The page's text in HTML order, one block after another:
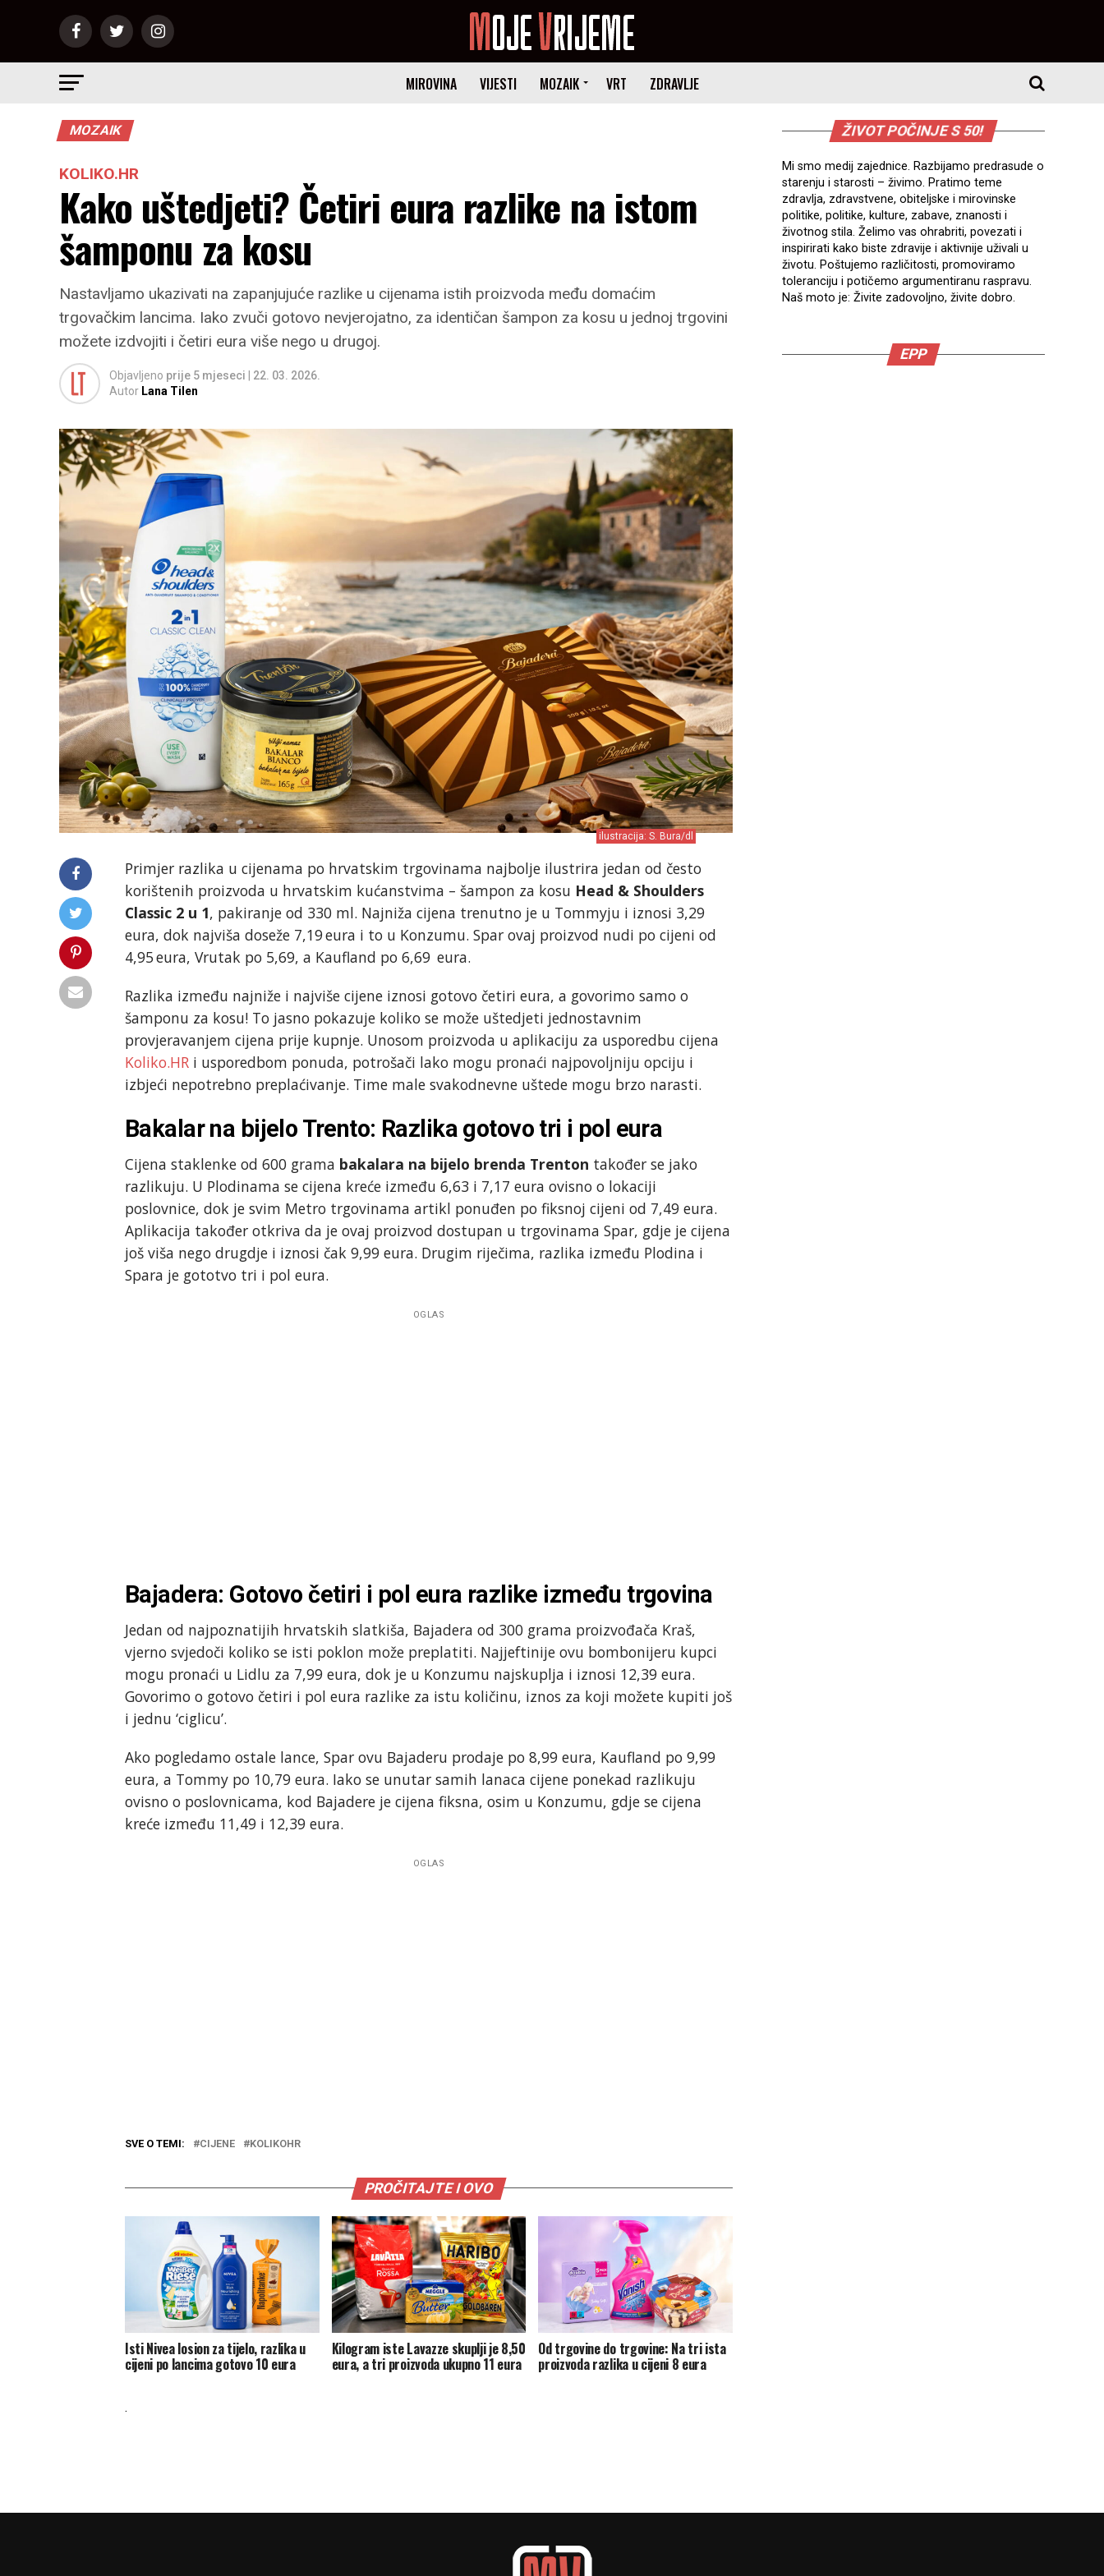
MIROVINA VIJESTI MOZAIK VRT ZDRAVLJE
MOZAIK
KOLIKO.HR
Kako uštedjeti? Četiri eura razlike na istom
šamponu za kosu
Nastavljamo ukazivati na zapanjujuće razlike u cijenama istih proizvoda među domaćim
trgovačkim lancima. Iako zvuči gotovo nevjerojatno, za identičan šampon za kosu u jednoj trgovini
možete izdvojiti i četiri eura više nego u drugoj.
Objavljeno prije 5 mjeseci
22. 03. 2026.
Autor Lana Tilen
ilustracija: S. Bura/dl
Primjer razlika u cijenama po hrvatskim trgovinama najbolje ilustrira jedan od često
korištenih proizvoda u hrvatskim kućanstvima – šampon za kosu Head & Shoulders
Classic 2 u 1, pakiranje od 330 ml. Najniža cijena trenutno je u Tommyju i iznosi 3,29
eura, dok najviša doseže 7,19 eura i to u Konzumu. Spar ovaj proizvod nudi po cijeni od
4,95 eura, Vrutak po 5,69, a Kaufland po 6,69 eura.
Razlika između najniže i najviše cijene iznosi gotovo četiri eura, a govorimo samo o
šamponu za kosu! To jasno pokazuje koliko se može uštedjeti jednostavnim
provjeravanjem cijena prije kupnje. Unosom proizvoda u aplikaciju za usporedbu cijena
Koliko.HR i usporedbom ponuda, potrošači lako mogu pronaći najpovoljniju opciju i
izbjeći nepotrebno preplaćivanje. Time male svakodnevne uštede mogu brzo narasti.
Bakalar na bijelo Trento: Razlika gotovo tri i pol eura
Cijena staklenke od 600 grama bakalara na bijelo brenda Trenton također se jako
razlikuju. U Plodinama se cijena kreće između 6,63 i 7,17 eura ovisno o lokaciji
poslovnice, dok je svim Metro trgovinama artikl ponuđen po fiksnoj cijeni od 7,49 eura.
Aplikacija također otkriva da je ovaj proizvod dostupan u trgovinama Spar, gdje je cijena
još viša nego drugdje i iznosi čak 9,99 eura. Drugim riječima, razlika između Plodina i
Spara je gototvo tri i pol eura.
OGLAS
Bajadera: Gotovo četiri i pol eura razlike između trgovina
Jedan od najpoznatijih hrvatskih slatkiša, Bajadera od 300 grama proizvođača Kraš,
vjerno svjedoči koliko se isti poklon može preplatiti. Najjeftinije ovu bombonijeru kupci
mogu pronaći u Lidlu za 7,99 eura, dok je u Konzumu najskuplja i iznosi 12,39 eura.
Govorimo o gotovo četiri i pol eura razlike za istu količinu, iznos za koji možete kupiti još
i jednu ‘ciglicu’.
Ako pogledamo ostale lance, Spar ovu Bajaderu prodaje po 8,99 eura, Kaufland po 9,99
eura, a Tommy po 10,79 eura. Iako se unutar samih lanaca cijene ponekad razlikuju
ovisno o poslovnicama, kod Bajadere je cijena fiksna, osim u Konzumu, gdje se cijena
kreće između 11,49 i 12,39 eura.
OGLAS
SVE O TEMI: CIJENE KOLIKOHR
PROČITAJTE I OVO
Isti Nivea losion za tijelo, razlika u
cijeni po lancima gotovo 10 eura
Kilogram iste Lavazze skuplji je 8,50
eura, a tri proizvoda ukupno 11 eura
Od trgovine do trgovine: Na tri ista
proizvoda razlika u cijeni 8 eura
.
ŽIVOT POČINJE S 50!
Mi smo medij zajednice. Razbijamo predrasude o
starenju i starosti – živimo. Pratimo teme
zdravlja, zdravstvene, obiteljske i mirovinske
politike, politike, kulture, zabave, znanosti i
životnog stila. Želimo vas ohrabriti, povezati i
inspirirati kako biste zdravije i aktivnije uživali u
životu. Poštujemo različitosti, promoviramo
toleranciju i potičemo argumentiranu raspravu.
Naš moto je: Živite zadovoljno, živite dobro.
EPP